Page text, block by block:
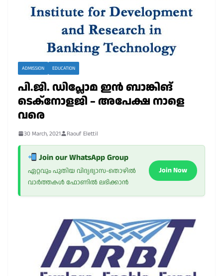
ADMISSION EDUCATION
പി.ജി. ഡിപ്ലോമ ഇൻ ബാങ്കിങ്
ടെക്നോളജി – അപേക്ഷ നാളെ
വരെ
30 March, 2021 Raouf Elettil
Join our WhatsApp Group
ഏറ്റവും പുതിയ വിദ്യഭ്യാസ-തൊഴിൽ
വാർത്തകൾ ഫോണിൽ ലഭിക്കാൻ
Join Now